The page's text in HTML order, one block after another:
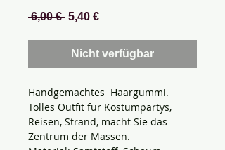
6,00 € Standardpreis
5,40 €Sale-
Nicht verfügbar
Handgemachtes Haargummi.
Tolles Outfit für Kostümpartys,
Reisen, Strand, macht Sie das
Zentrum der Massen.